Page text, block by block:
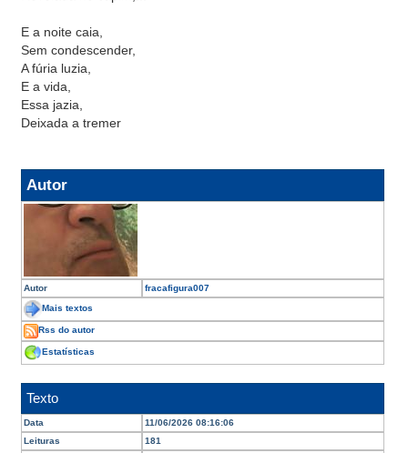
E a noite caia,
Sem condescender,
A fúria luzia,
E a vida,
Essa jazia,
Deixada a tremer
Autor
Autor fracafigura007
Mais textos
Rss do autor
Estatísticas
Texto
Data
11/06/2026 08:16:06
Leituras
181